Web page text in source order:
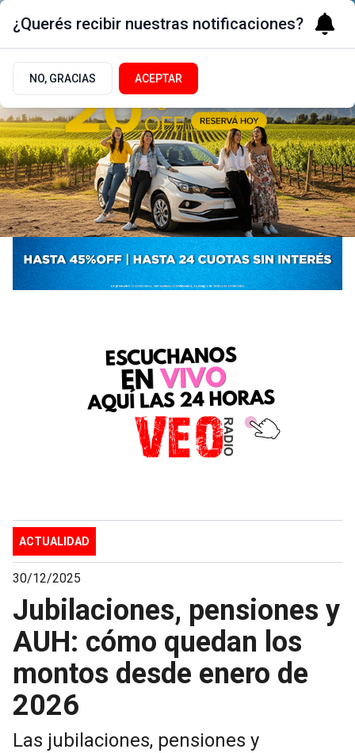
ACTUALIDAD
30/12/2025
Jubilaciones, pensiones y
AUH: cómo quedan los
montos desde enero de
2026
Las jubilaciones, pensiones y
¿Querés recibir nuestras notificaciones?
NO, GRACIAS ACEPTAR